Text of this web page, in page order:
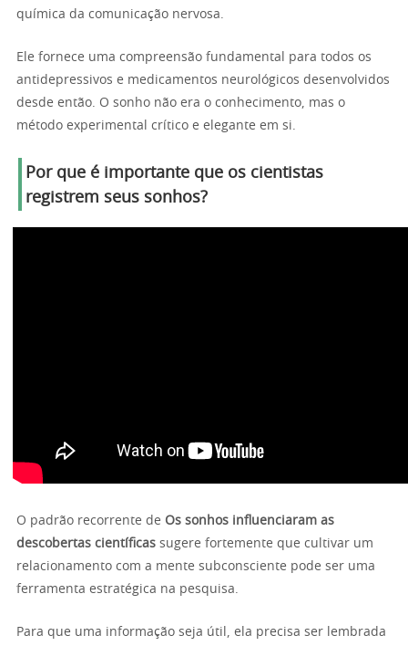
química da comunicação nervosa.
Ele fornece uma compreensão fundamental para todos os
antidepressivos e medicamentos neurológicos desenvolvidos
desde então. O sonho não era o conhecimento, mas o
método experimental crítico e elegante em si.
Por que é importante que os cientistas
registrem seus sonhos?
O padrão recorrente de Os sonhos influenciaram as
descobertas científicas sugere fortemente que cultivar um
relacionamento com a mente subconsciente pode ser uma
ferramenta estratégica na pesquisa.
Para que uma informação seja útil, ela precisa ser lembrada